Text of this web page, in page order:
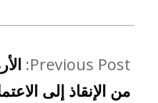
Previous Post:
من الإنقاذ إلى